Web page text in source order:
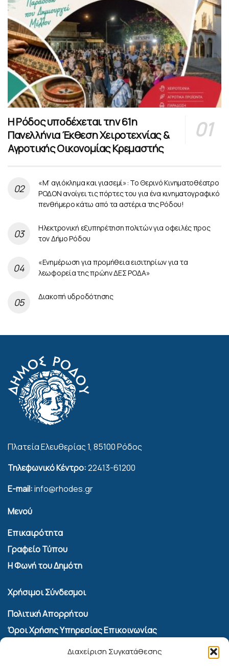
Διαχείριση Συγκατάθεσης
Η Ρόδος υποδέχεται την 61η
Πανελλήνια Έκθεση Χειροτεχνίας &
Αγροτικής Οικονομίας Κρεμαστής
«Μ’ αγιόκλημα και γιασεμί»: Το Θερινό Κινηματοθέατρο
ΡΟΔΟΝ ανοίγει τις πόρτες του για ένα κινηματογραφικό
πενθήμερο κάτω από τα αστέρια της Ρόδου!
Ηλεκτρονική εξυπηρέτηση πολιτών για οφειλές προς
τον Δήμο Ρόδου
«Ενημέρωση για προμήθεια εισιτηρίων για τα
λεωφορεία της πρώην ΔΕΣ ΡΟΔΑ»
Διακοπή υδροδότησης
Πλατεία Ελευθερίας 1, 85100 Ρόδος
Τηλεφωνικό Κέντρο:22413-61200
E-mail:info@rhodes.gr
Μενού
Επικαιρότητα
Γραφείο Τύπου
Η Φωνή του Δημότη
Χρήσιμοι Σύνδεσμοι
Πολιτική Απορρήτου
Όροι Χρήσης Υπηρεσίας Επικοινωνίας
Πολιτική Cookies (ΕΕ)